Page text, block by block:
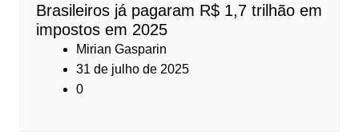
Brasileiros já pagaram R$ 1,7 trilhão em
impostos em 2025
Mirian Gasparin
31 de julho de 2025
0